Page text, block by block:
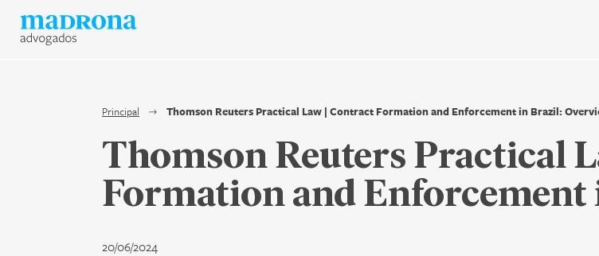
Hub Madrona
Proteção e Privacidade de dados
Contato
Newsletter
Principal Thomson Reuters Practical Law | Contract Formation and Enforcement in Brazil:
Thomson Reuters Practical
Formation and
20/06/2024